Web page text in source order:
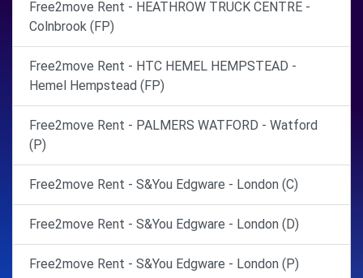
Free2move Rent - HEATHROW TRUCK CENTRE -
Colnbrook (FP)
Free2move Rent - HTC HEMEL HEMPSTEAD -
Hemel Hempstead (FP)
Free2move Rent - PALMERS WATFORD - Watford
(P)
Free2move Rent - S&You Edgware - London (C)
Free2move Rent - S&You Edgware - London (D)
Free2move Rent - S&You Edgware - London (P)